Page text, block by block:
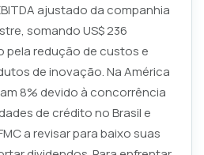
ajustado da companhia
somando US$ 236
pela redução de custos e
de inovação. Na América
8% devido à concorrência
de crédito no Brasil e
a revisar para baixo suas